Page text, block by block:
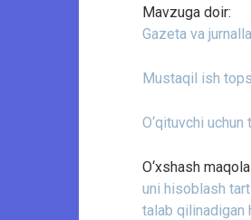
Mavzuga doir:
Gazeta va
Mustaqil ish
O‘qituvchi uchun
O‘xshash
uni hisoblash
talab qilinadigan